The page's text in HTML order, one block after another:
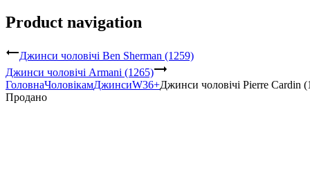
Product navigation
Джинси чоловічі Ben Sherman (1259)
Джинси чоловічі Armani (1265)
ГоловнаЧоловікамДжинсиW36+Джинси чоловічі Pierre Cardin
Продано